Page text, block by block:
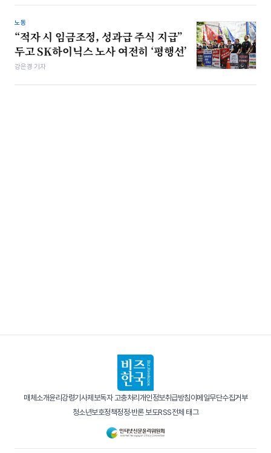
노동
“적자 시 임금조정, 성과급 주식 지급”
두고 SK하이닉스 노사 여전히 ‘평행선’
강은경 기자
매체소개윤리강령기사제보독자 고충처리 개인정보취급방침이메일무단수집거부
청소년보호정책정정·반론 보도RSS전체 태그